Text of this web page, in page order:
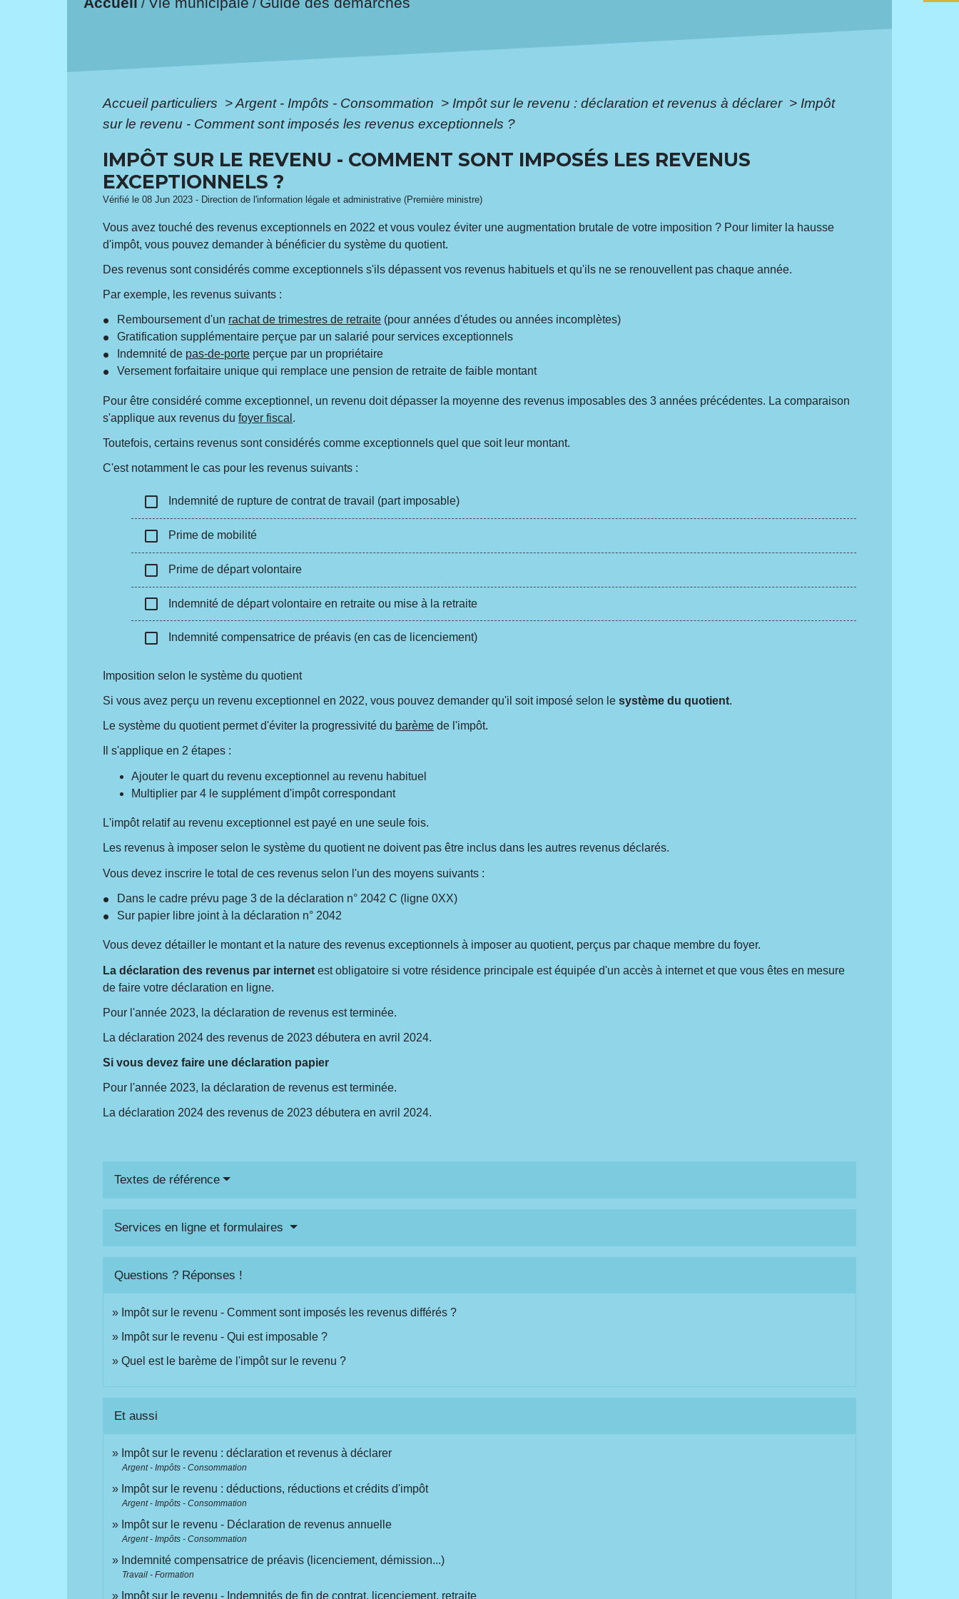
/ /
Accueil particuliers >Argent - Impôts - Consommation > Impôt sur le revenu : déclaration et revenus à déclarer > Impôt
sur le revenu - Comment sont imposés les revenus exceptionnels ?
IMPÔT SUR LE REVENU - COMMENT SONT IMPOSÉS LES REVENUS
EXCEPTIONNELS ?
Vérifié le 08 Jun 2023 - Direction de l'information légale et administrative (Première ministre)
Vous avez touché des revenus exceptionnels en 2022 et vous voulez éviter une augmentation brutale de votre imposition ? Pour limiter la hausse
d'impôt, vous pouvez demander à bénéficier du système du quotient.
Des revenus sont considérés comme exceptionnels s'ils dépassent vos revenus habituels et qu'ils ne se renouvellent pas chaque année.
Par exemple, les revenus suivants :
Remboursement d'un rachat de trimestres de retraite (pour années d'études ou années incomplètes)
Gratification supplémentaire perçue par un salarié pour services exceptionnels
Indemnité de pas-de-porte perçue par un propriétaire
Versement forfaitaire unique qui remplace une pension de retraite de faible montant
Pour être considéré comme exceptionnel, un revenu doit dépasser la moyenne des revenus imposables des 3 années précédentes. La comparaison
s'applique aux revenus dufoyer fiscal .
Toutefois, certains revenus sont considérés comme exceptionnels quel que soit leur montant.
C'est notamment le cas pour les revenus suivants :
check_box_outline_blank Indemnité de rupture de contrat de travail (part imposable)
check_box_outline_blank Prime de mobilité
check_box_outline_blank Prime de départ volontaire
check_box_outline_blank Indemnité de départ volontaire en retraite ou mise à la retraite
check_box_outline_blank Indemnité compensatrice de préavis (en cas de licenciement)
Imposition selon le système du quotient
Si vous avez perçu un revenu exceptionnel en 2022, vous pouvez demander qu'il soit imposé selon lesystème du quotient.
Le système du quotient permet d'éviter la progressivité du barème de l'impôt.
Il s'applique en 2 étapes :
Ajouter le quart du revenu exceptionnel au revenu habituel
Multiplier par 4 le supplément d'impôt correspondant
L'impôt relatif au revenu exceptionnel est payé en une seule fois.
Les revenus à imposer selon le système du quotient ne doivent pas être inclus dans les autres revenus déclarés.
Vous devez inscrire le total de ces revenus selon l'un des moyens suivants :
Dans le cadre prévu page 3 de la déclaration n° 2042 C (ligne 0XX)
Sur papier libre joint à la déclaration n° 2042
Vous devez détailler le montant et la nature des revenus exceptionnels à imposer au quotient, perçus par chaque membre du foyer.
La déclaration des revenus par internet est obligatoire si votre résidence principale est équipée d'un accès à internet et que vous êtes en mesure
de faire votre déclaration en ligne.
Pour l'année 2023, la déclaration de revenus est terminée.
La déclaration 2024 des revenus de 2023 débutera en avril 2024.
Si vous devez faire une déclaration papier
Pour l'année 2023, la déclaration de revenus est terminée.
La déclaration 2024 des revenus de 2023 débutera en avril 2024.
Textes de référence
Services en ligne et formulaires
Questions ? Réponses !
Impôt sur le revenu - Comment sont imposés les revenus différés ?
Impôt sur le revenu - Qui est imposable ?
Quel est le barème de l'impôt sur le revenu ?
Et aussi
Impôt sur le revenu : déclaration et revenus à déclarer
Argent - Impôts - Consommation
Impôt sur le revenu : déductions, réductions et crédits d'impôt
Argent - Impôts - Consommation
Impôt sur le revenu - Déclaration de revenus annuelle
Argent - Impôts - Consommation
Indemnité compensatrice de préavis (licenciement, démission...)
Travail - Formation
Impôt sur le revenu - Indemnités de fin de contrat, licenciement, retraite